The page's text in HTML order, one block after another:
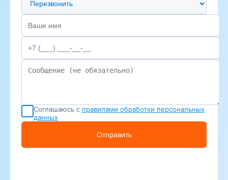
Соглашаюсь с правилами обработки персональных
данных
Отправить